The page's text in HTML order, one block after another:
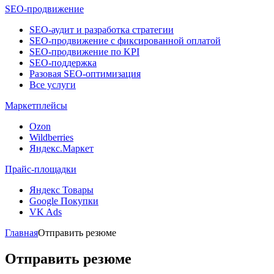
SEO-продвижение
SEO-аудит и разработка стратегии
SEO-продвижение с фиксированной оплатой
SEO-продвижение по KPI
SEO-поддержка
Разовая SEO-оптимизация
Все услуги
Маркетплейсы
Ozon
Wildberries
Яндекс.Маркет
Прайс-площадки
Яндекс Товары
Google Покупки
VK Ads
ГлавнаяОтправить резюме
Отправить резюме